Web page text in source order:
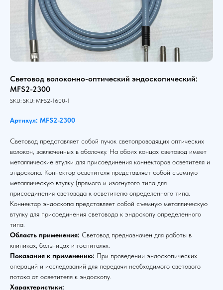
Световод волоконно-оптический эндоскопический:
MFS2-2300
SKU: SKU: MFS2-1600-1
Артикул: MFS2-2300
Световод представляет собой пучок светопроводящих оптических
волокон, заключенных в оболочку. На обоих концах световод имеет
металлические втулки для присоединения коннекторов осветителя и
эндоскопа. Коннектор осветителя представляет собой съемную
металлическую втулку (прямого и изогнутого типа для
присоединения световода к осветителю определенного типа.
Коннектор эндоскопа представляет собой съемную металлическую
втулку для присоединения световода к эндоскопу определенного
типа.
Область применения: Световод предназначен для работы в
клиниках, больницах и госпиталях.
Показания к применению: При проведении эндоскопических
операций и исследований для передачи необходимого светового
потока от осветителя к эндоскопу.
Характеристики: